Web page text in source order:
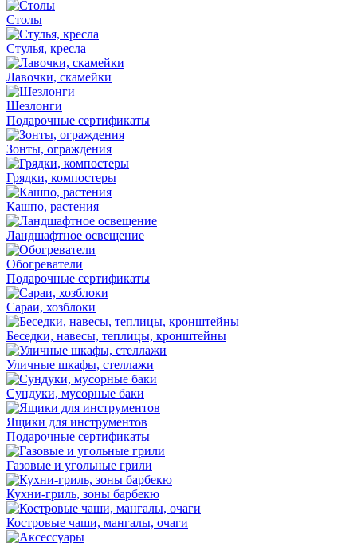
Столы
Стулья, кресла
Лавочки, скамейки
Шезлонги
Подарочные сертификаты
Зонты, ограждения
Грядки, компостеры
Кашпо, растения
Ландшафтное освещение
Обогреватели
Подарочные сертификаты
Сараи, хозблоки
Беседки, навесы, теплицы, кронштейны
Уличные шкафы, стеллажи
Сундуки, мусорные баки
Ящики для инструментов
Подарочные сертификаты
Газовые и угольные грили
Кухни-гриль, зоны барбекю
Костровые чаши, мангалы, очаги